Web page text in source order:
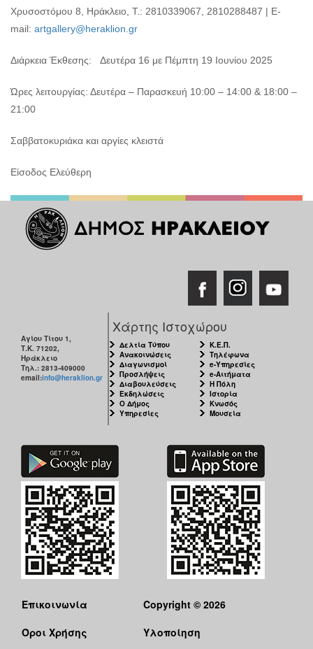
Χρυσοστόμου 8, Ηράκλειο, Τ.: 2810339067, 2810288487 | E-
mail: artgallery@heraklion.gr
Διάρκεια Έκθεσης: Δευτέρα 16 με Πέμπτη 19 Ιουνίου 2025
Ώρες λειτουργίας: Δευτέρα – Παρασκευή 10:00 – 14:00 & 18:00 –
21:00
Σαββατοκυριάκα και αργίες κλειστά
Είσοδος Ελεύθερη
Αγίου Τίτου 1,
Τ.Κ. 71202,
Ηράκλειο
Τηλ.: 2813-409000
email:info@heraklion.gr
Χάρτης Ιστοχώρου
Δελτία Τύπου
Ανακοινώσεις
Διαγωνισμοί
Προσλήψεις
Διαβουλεύσεις
Εκδηλώσεις
Ο Δήμος
Υπηρεσίες
Κ.Ε.Π.
Τηλέφωνα
e-Υπηρεσίες
e-Αιτήματα
Η Πόλη
Ιστορία
Κνωσός
Μουσεία
Επικοινωνία
Όροι Χρήσης
Copyright © 2026
Υλοποίηση